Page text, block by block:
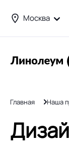
Москва
Главная Наша